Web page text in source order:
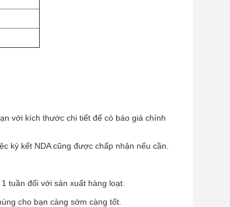
với kích thước chi tiết để có báo giá chính
ký kết NDA cũng được chấp nhận nếu cần.
tuần đối với sản xuất hàng loạt.
cho bạn càng sớm càng tốt.